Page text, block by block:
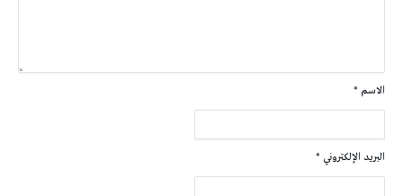
الاسم *
البريد الإلكتروني *